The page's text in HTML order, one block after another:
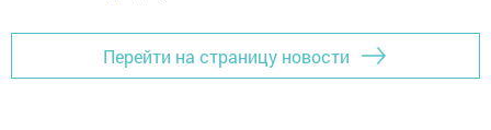
Перейти на страницу новости